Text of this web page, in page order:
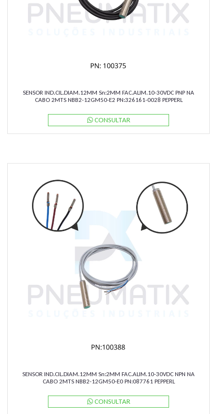
SENSOR IND.CIL.DIAM.12MM Sn:2MM FAC.ALIM.10-30VDC PNP NA
CABO 2MTS NBB2-12GM50-E2 PN:326161-0028 PEPPERL
CONSULTAR
SENSOR IND.CIL.DIAM.12MM Sn:2MM FAC.ALIM.10-30VDC NPN NA
CABO 2MTS NBB2-12GM50-E0 PN:087761 PEPPERL
CONSULTAR